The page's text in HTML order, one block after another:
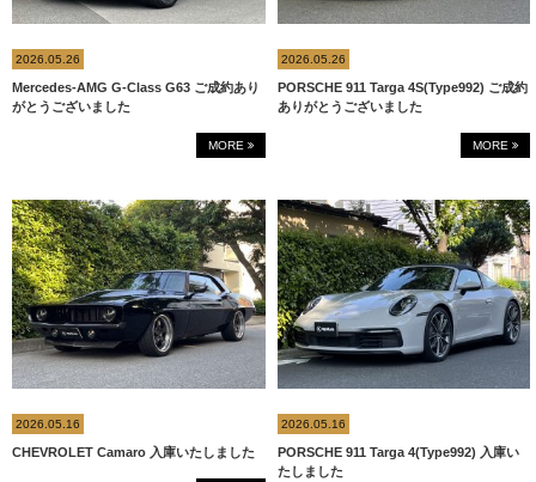
2026.05.26
Mercedes-AMG G-Class G63 ご成約あり
がとうございました
MORE
2026.05.26
PORSCHE 911 Targa 4S(Type992) ご成約
ありがとうございました
MORE
2026.05.16
CHEVROLET Camaro 入庫いたしました
2026.05.16
PORSCHE 911 Targa 4(Type992) 入庫い
たしました